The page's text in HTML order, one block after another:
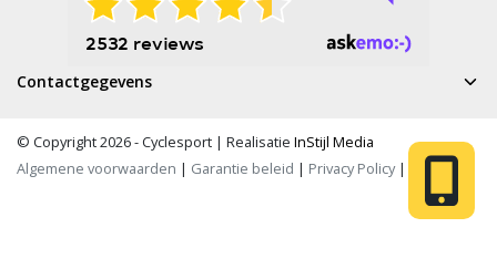
Contactgegevens
© Copyright 2026 - Cyclesport | Realisatie InStijl Media
Algemene voorwaarden | Garantie beleid | Privacy Policy| RSS Feed